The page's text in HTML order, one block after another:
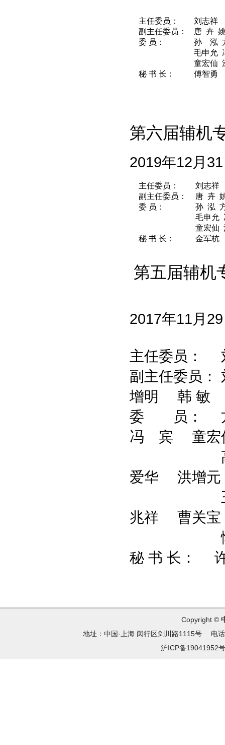
主任委员：
刘志祥
副主任委员：
唐 卉
委 员：
孙 泓
毛申允
童宏仙
秘 书 长：
傅智勇
第六届辅机
2019年12月
主任委员：
刘志祥
副主任委员：
唐 卉
委 员：
孙 泓
毛申允
童宏仙
秘 书 长：
金军杭
第五届辅机
2017年11月
主任委员：
副主任委员
增明 韩 敏
委 员：
冯 宾 童宏
高秀志
爱华 洪增
王当杰
兆祥 曹关
恽 峥
秘 书 长：
Copyright ©
地址：中国·上海 闵行区剑川路1115号
沪ICP备19041952